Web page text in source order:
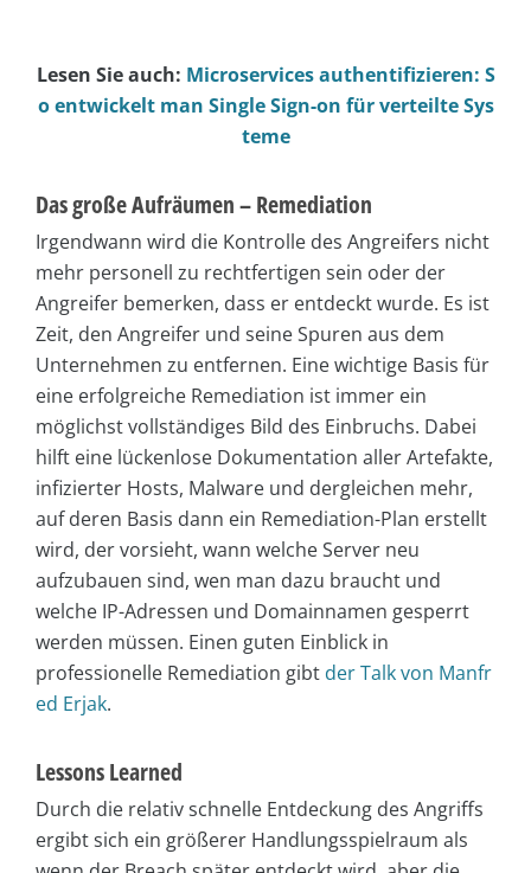
Lesen Sie auch: Microservices authentifizieren: S
o entwickelt man Single Sign-on für verteilte Sys
teme
Das große Aufräumen – Remediation
Irgendwann wird die Kontrolle des Angreifers nicht
mehr personell zu rechtfertigen sein oder der
Angreifer bemerken, dass er entdeckt wurde. Es ist
Zeit, den Angreifer und seine Spuren aus dem
Unternehmen zu entfernen. Eine wichtige Basis für
eine erfolgreiche Remediation ist immer ein
möglichst vollständiges Bild des Einbruchs. Dabei
hilft eine lückenlose Dokumentation aller Artefakte,
infizierter Hosts, Malware und dergleichen mehr,
auf deren Basis dann ein Remediation-Plan erstellt
wird, der vorsieht, wann welche Server neu
aufzubauen sind, wen man dazu braucht und
welche IP-Adressen und Domainnamen gesperrt
werden müssen. Einen guten Einblick in
professionelle Remediation gibt der Talk von Manfr
ed Erjak.
Lessons Learned
Durch die relativ schnelle Entdeckung des Angriffs
ergibt sich ein größerer Handlungsspielraum als